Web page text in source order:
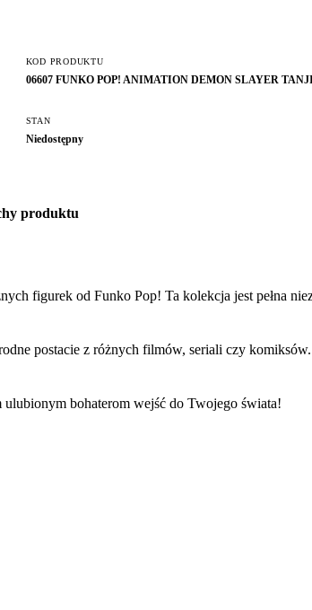
KOD PRODUKTU
06607 FUNKO POP! ANIMATION DEMON SLAYER
STAN
Niedostępny
produktu
figurek od Funko Pop! Ta kolekcja jest pełna
postacie z różnych filmów, seriali czy
bohaterom wejść do Twojego świata!